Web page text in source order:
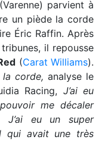
(Varenne) parvient à
un piède la corde
Éric Raffin. Après
il repousse
(Carat Williams).
la corde, analyse le
Racing, J’ai eu
me décaler
J’ai eu un super
qui avait une très